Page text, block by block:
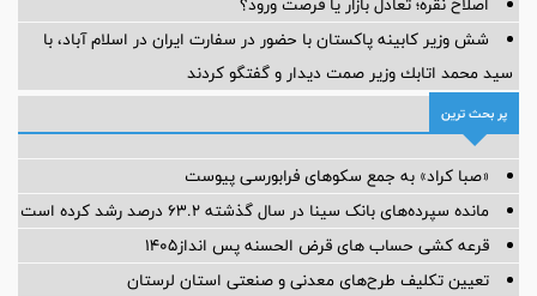
شش وزیر کابینه پاکستان با حضور در سفارت ایران در اسلام آباد، با
سيد محمد اتابك وزير صمت ديدار و گفتگو كردند
پر بحث ترین
«صبا کراد» به جمع سکوهای فرابورسی پیوست
مانده سپرده‌های بانک سینا در سال گذشته ۶۳.۲ درصد رشد کرده است
قرعه کشی حساب های قرض الحسنه پس انداز1405
تعیین تکلیف طرح‌های معدنی و صنعتی استان لرستان